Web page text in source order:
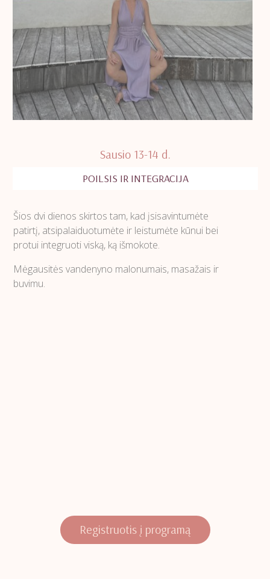
Sausio 13-14 d.
POILSIS IR INTEGRACIJA
Šios dvi dienos skirtos tam, kad įsisavintumėte
patirtį, atsipalaiduotumėte ir leistumėte kūnui bei
protui integruoti viską, ką išmokote.
Mėgausitės vandenyno malonumais, masažais ir
buvimu.
Registruotis į programą